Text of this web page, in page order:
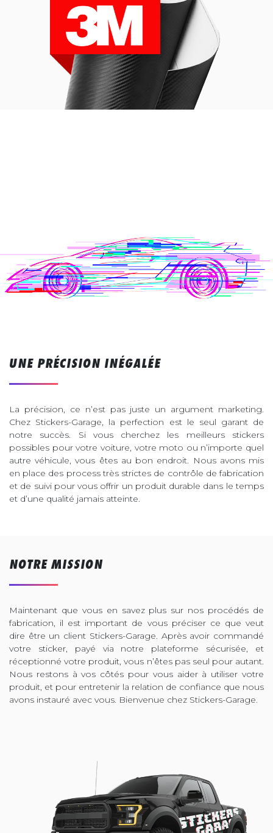
UNE PRÉCISION INÉGALÉE
La précision, ce n’est pas juste un argument marketing.
Chez Stickers-Garage, la perfection est le seul garant de
notre succès. Si vous cherchez les meilleurs stickers
possibles pour votre voiture, votre moto ou n’importe quel
autre véhicule, vous êtes au bon endroit. Nous avons mis
en place des process très strictes de contrôle de fabrication
et de suivi pour vous offrir un produit durable dans le temps
et d’une qualité jamais atteinte.
NOTRE MISSION
Maintenant que vous en savez plus sur nos procédés de
fabrication, il est important de vous préciser ce que veut
dire être un client Stickers-Garage. Après avoir commandé
votre sticker, payé via notre plateforme sécurisée, et
réceptionné votre produit, vous n’êtes pas seul pour autant.
Nous restons à vos côtés pour vous aider à utiliser votre
produit, et pour entretenir la relation de confiance que nous
avons instauré avec vous. Bienvenue chez Stickers-Garage.